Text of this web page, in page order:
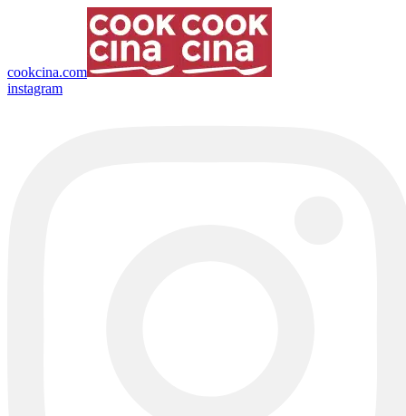
cookcina.com
instagram